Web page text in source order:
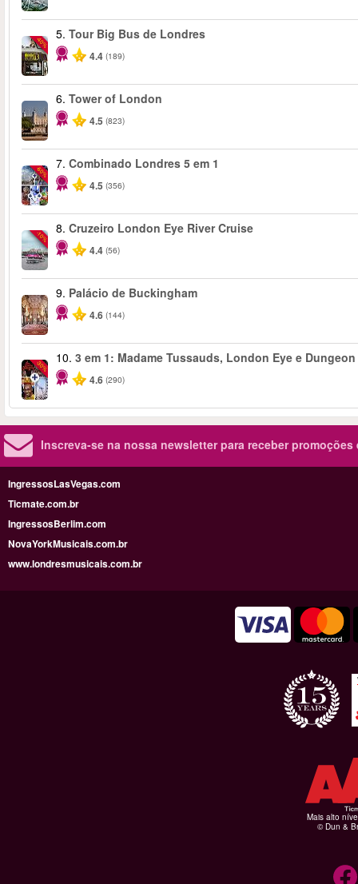
-40%
5. Tour Big Bus de Londres
4.4 (189)
6. Tower of London
4.5 (823)
-60%
7. Combinado Londres 5 em 1
4.5 (356)
-10%
8. Cruzeiro London Eye River Cruise
4.4 (56)
9. Palácio de Buckingham
4.6 (144)
-30%
10. 3 em 1: Madame Tussauds, London Eye e Dungeon
4.6 (290)
Inscreva-se na nossa newsletter para receber
IngressosLasVegas.com
Ticmate.com.br
IngressosBerlim.com
NovaYorkMusicais.com.br
www.londresmusicais.com.br
Mais alto
© Dun &